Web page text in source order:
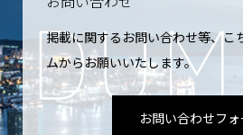
掲載に関するお問い合わせ等、こ
ムからお願いいたします。
お問い合わせフ